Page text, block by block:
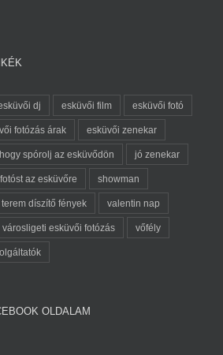
dj esküvői film esküvői fotó
fotózás árak esküvői zenekar
hogy spórolj az esküvődön jó zenekar
az esküvőre showman
terem díszítő fények valentin nap
városligeti esküvői fotózás vőfély
OLDALAM